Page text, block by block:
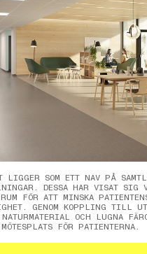
LIGGER SOM ETT NAV PÅ
DESSA HAR VISAT SIG
FÖR ATT MINSKA
GENOM KOPPLING TILL
OCH LUGNA
MÖTESPLATS FÖR PATIENTERNA.